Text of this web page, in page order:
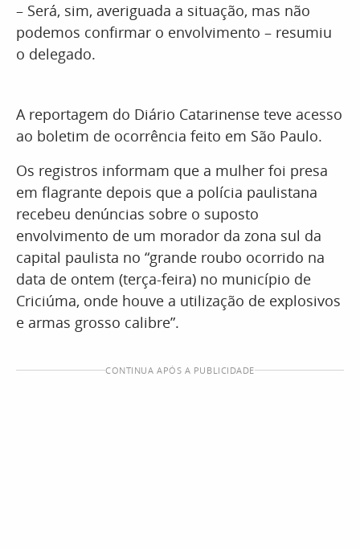
– Será, sim, averiguada a situação, mas não
podemos confirmar o envolvimento – resumiu
o delegado.
A reportagem do Diário Catarinense teve acesso
ao boletim de ocorrência feito em São Paulo.
Os registros informam que a mulher foi presa
em flagrante depois que a polícia paulistana
recebeu denúncias sobre o suposto
envolvimento de um morador da zona sul da
capital paulista no “grande roubo ocorrido na
data de ontem (terça-feira) no município de
Criciúma, onde houve a utilização de explosivos
e armas grosso calibre”.
CONTINUA APÓS A PUBLICIDADE